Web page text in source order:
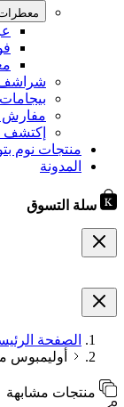
شراشف
مفارش
إكتشف
منتجات نوم
المدونة
سلة التسوق
الصفحة
أوليمبوس
منتجات مشابهة